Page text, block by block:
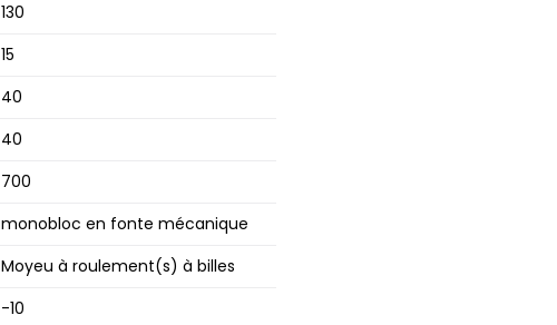
130​
15​
40​
40​
700​
monobloc en fonte mécanique
Moyeu à roulement(s) à billes
-10​